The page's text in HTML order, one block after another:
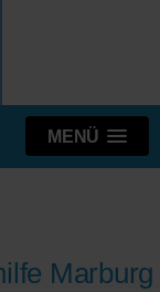
MENÜ
Marburg